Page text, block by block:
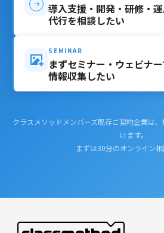
導入支援・開発・研修・
代行を相談したい
SEMINAR
まずセミナー・ウェビナ
情報収集したい
クラスメソッドメンバーズ既存ご契約企業は
けます。
まずは30分のオンライン相